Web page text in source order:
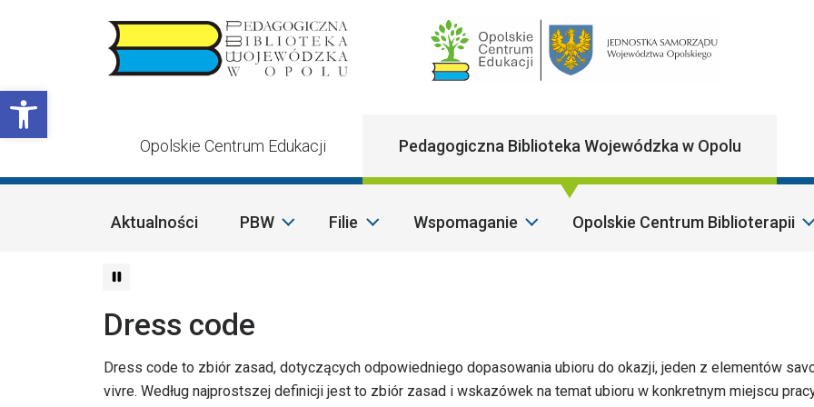
Otwórz pasek narzędzi
Main
Opolskie Centrum Edukacji Pedagogiczna Biblioteka Wojewódzka w Opolu
Aktualności PBW Filie Wspomaganie Opolskie Centrum Biblioterapii
Dress code
Dress code to zbiór zasad, dotyczących odpowiedniego dopasowania ubioru do okazji, jeden z elementów
vivre. Według najprostszej definicji jest to zbiór zasad i wskazówek na temat ubioru w konkretnym miejscu